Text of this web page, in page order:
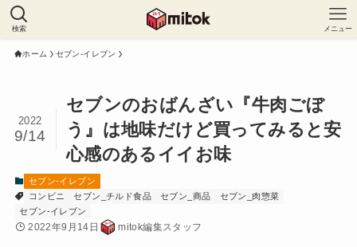
検索 メニュー
ホーム セブン-イレブン
セブンのおばんざい『牛肉ごぼ
う』は地味だけど買ってみると安
心感のあるイイお味
2022
9/14
セブン-イレブン
コンビニ
セブン_チルド食品 セブン_商品
セブン_肉惣菜
セブン-イレブン
2022年9月14日 mitok編集スタッフ